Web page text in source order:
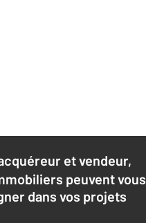
et vendeur,
peuvent vous
dans vos projets